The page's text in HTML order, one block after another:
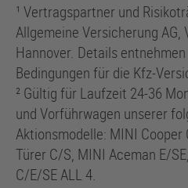
¹ Vertragspartner und
Allgemeine Versicherung AG,
Hannover. Details
Bedingungen für die Kfz-
² Gültig für Laufzeit 24-36
und Vorführwagen unserer
Aktionsmodelle: MINI
Türer C/S, MINI Aceman E/
C/E/SE ALL 4.